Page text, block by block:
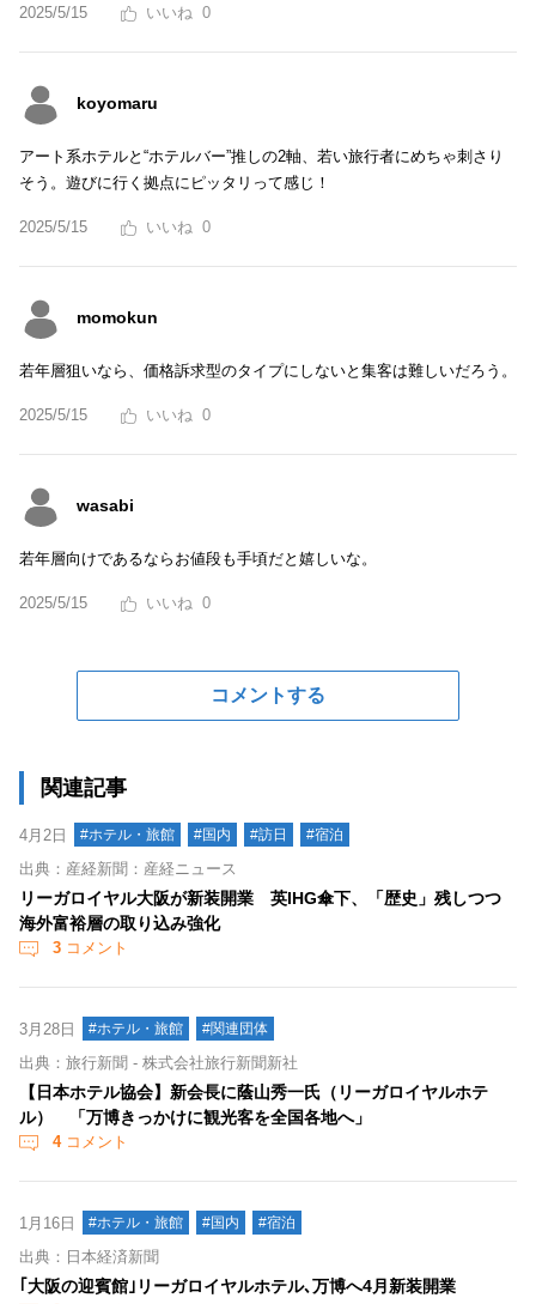
2025/5/15 0
koyomaru
アート系ホテルと“ホテルバー”推しの2軸、若い旅行者にめちゃ刺さり
そう。遊びに行く拠点にピッタリって感じ！
2025/5/15 0
momokun
若年層狙いなら、価格訴求型のタイプにしないと集客は難しいだろう。
2025/5/15 0
wasabi
若年層向けであるならお値段も手頃だと嬉しいな。
2025/5/15 0
コメントする
関連記事
4月2日 #ホテル・旅館 #国内 #訪日 #宿泊
出典：産経新聞：産経ニュース
リーガロイヤル大阪が新装開業 英IHG傘下、「歴史」残しつつ
海外富裕層の取り込み強化
3 コメント
3月28日 #ホテル・旅館 #関連団体
出典：旅行新聞 - 株式会社旅行新聞新社
【日本ホテル協会】新会長に蔭山秀一氏（リーガロイヤルホテ
ル） 「万博きっかけに観光客を全国各地へ」
4コメント
1月16日 #ホテル・旅館 #国内 #宿泊
出典：日本経済新聞
｢大阪の迎賓館｣リーガロイヤルホテル､万博へ4月新装開業